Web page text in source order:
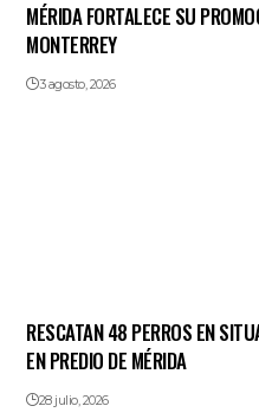
MÉRIDA FORTALECE SU
MONTERREY
3 agosto, 2026
RESCATAN 48 PERROS EN
EN PREDIO DE MÉRIDA
28 julio, 2026